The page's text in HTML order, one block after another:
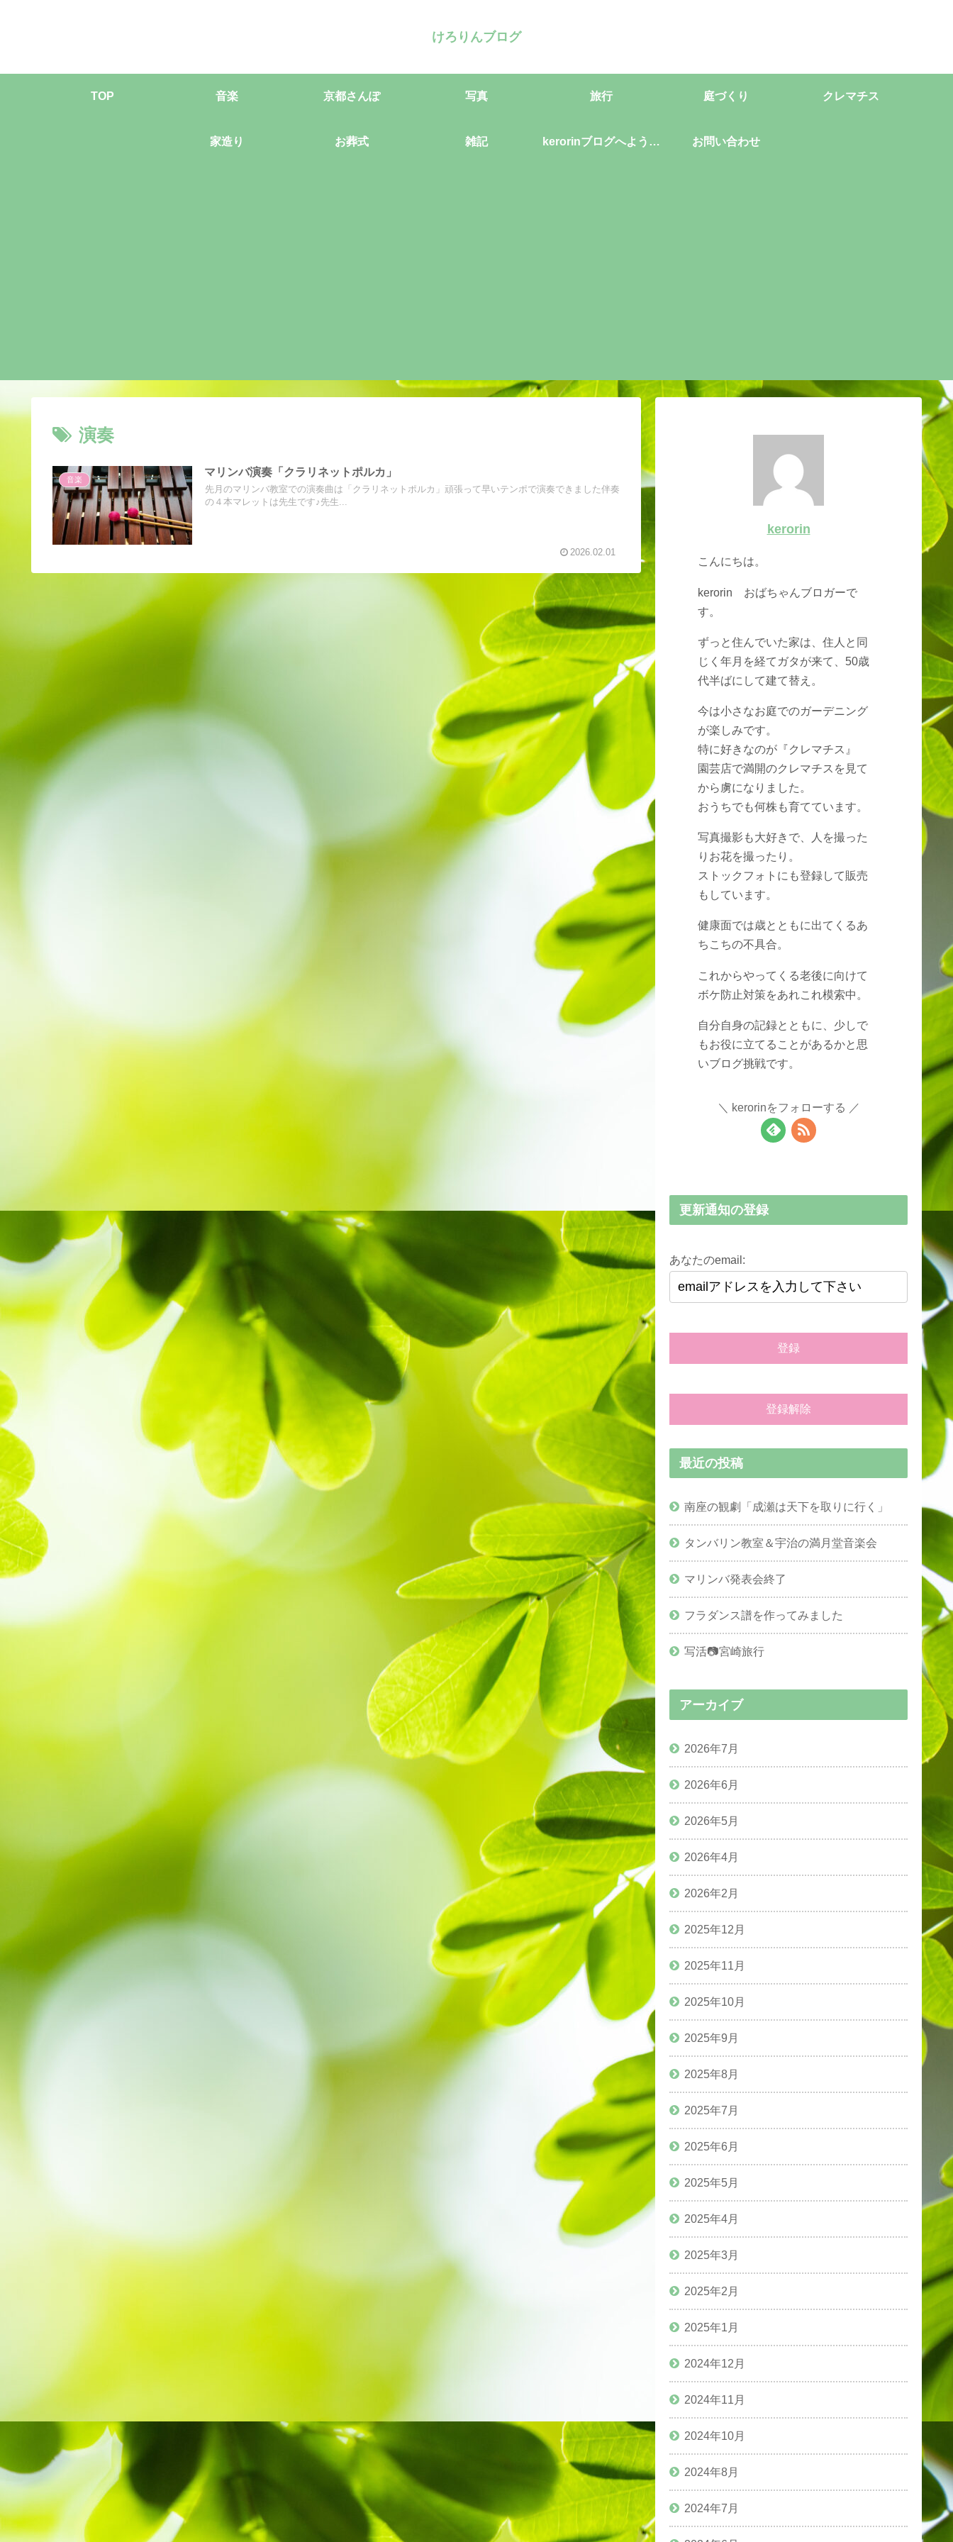
けろりんブログ
TOP 音楽 京都さんぽ 写真 旅行 庭づくり クレマチス
家造り お葬式 雑記 kerorinブログへようこ お問い合わせ
演奏
音楽
マリンバ演奏「クラリネットポルカ」
先月のマリンバ教室での演奏曲は「クラリネットポルカ」頑張って早いテンポで演奏できました伴奏
の４本マレットは先生です♪先生...
2026.02.01
kerorin
こんにちは。
kerorin おばちゃんブロガーで
す。
ずっと住んでいた家は、住人と同
じく年月を経てガタが来て、50歳
代半ばにして建て替え。
今は小さなお庭でのガーデニング
が楽しみです。
特に好きなのが『クレマチス』
園芸店で満開のクレマチスを見て
から虜になりました。
おうちでも何株も育てています。
写真撮影も大好きで、人を撮った
りお花を撮ったり。
ストックフォトにも登録して販売
もしています。
健康面では歳とともに出てくるあ
ちこちの不具合。
これからやってくる老後に向けて
ボケ防止対策をあれこれ模索中。
自分自身の記録とともに、少しで
もお役に立てることがあるかと思
いブログ挑戦です。
kerorinをフォローする
更新通知の登録
あなたのemail:
最近の投稿
南座の観劇「成瀬は天下を取りに行く」
タンバリン教室＆宇治の満月堂音楽会
マリンバ発表会終了
フラダンス譜を作ってみました
写活📷宮崎旅行
アーカイブ
2026年7月
2026年6月
2026年5月
2026年4月
2026年2月
2025年12月
2025年11月
2025年10月
2025年9月
2025年8月
2025年7月
2025年6月
2025年5月
2025年4月
2025年3月
2025年2月
2025年1月
2024年12月
2024年11月
2024年10月
2024年8月
2024年7月